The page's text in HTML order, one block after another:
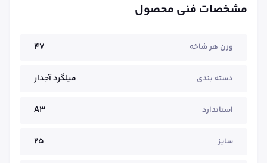
مشخصات فنی محصول
وزن هر شاخه 47
دسته بندی میلگرد آجدار
استاندارد A3
سایز 25